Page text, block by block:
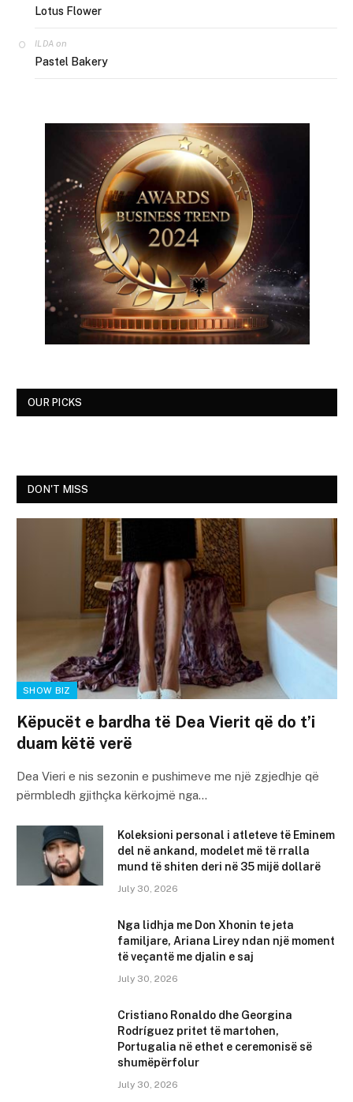
Lotus Flower
ILDA on
Pastel Bakery
OUR PICKS
DON'T MISS
SHOW BIZ
Këpucët e bardha të Dea Vierit që do t’i
duam këtë verë
Dea Vieri e nis sezonin e pushimeve me një zgjedhje që
përmbledh gjithçka kërkojmë nga…
Koleksioni personal i atleteve të Eminem
del në ankand, modelet më të rralla
mund të shiten deri në 35 mijë dollarë
July 30, 2026
Nga lidhja me Don Xhonin te jeta
familjare, Ariana Lirey ndan një moment
të veçantë me djalin e saj
July 30, 2026
Cristiano Ronaldo dhe Georgina
Rodríguez pritet të martohen,
Portugalia në ethet e ceremonisë së
shumëpërfolur
July 30, 2026